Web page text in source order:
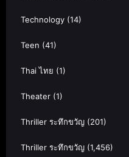
Technology (14)
Teen (41)
Thai ไทย (1)
Theater (1)
Thriller ระทึกขวัญ (201)
Thriller ระทึกขวัญ (1,456)